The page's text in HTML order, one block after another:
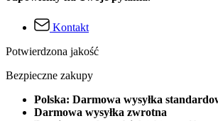
Kontakt
Potwierdzona jakość
Bezpieczne zakupy
Polska: Darmowa wysyłka
Darmowa wysyłka zwrotna